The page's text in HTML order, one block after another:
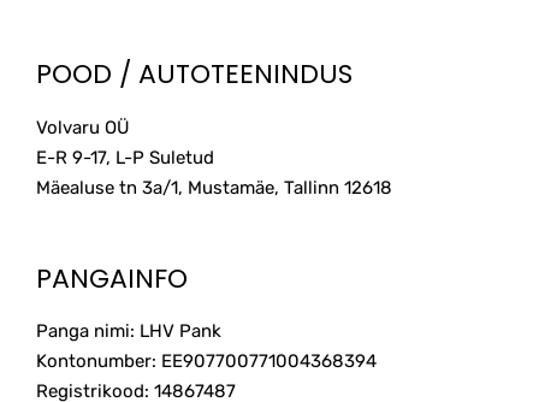
POOD / AUTOTEENINDUS
Volvaru OÜ
E-R 9-17, L-P Suletud
Mäealuse tn 3a/1, Mustamäe, Tallinn 12618
PANGAINFO
Panga nimi: LHV Pank
Kontonumber: EE907700771004368394
Registrikood: 14867487